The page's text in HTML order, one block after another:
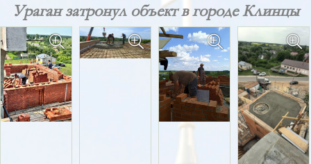
Ураган затронул объект в городе Клинцы